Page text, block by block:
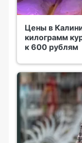
Цены в
килограмм
к 600 рублям